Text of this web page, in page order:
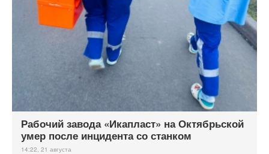
Рабочий завода «Икапласт» на Октябрьской
умер после инцидента со станком
14:22, 21 августа